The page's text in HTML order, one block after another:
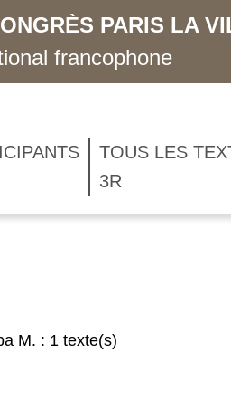
PARIS LA
francophone
TOUS LES
3R
M. : 1 texte(s)